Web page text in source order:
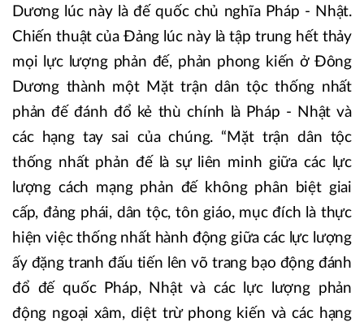
Dương lúc này là đế quốc chủ nghĩa Pháp - Nhật.
Chiến thuật của Đảng lúc này là tập trung hết thảy
mọi lực lượng phản đế, phản phong kiến ở Đông
Dương thành một Mặt trận dân tộc thống nhất
phản đế đánh đổ kẻ thù chính là Pháp - Nhật và
các hạng tay sai của chúng. “Mặt trận dân tộc
thống nhất phản đế là sự liên minh giữa các lực
lượng cách mạng phản đế không phân biệt giai
cấp, đảng phái, dân tộc, tôn giáo, mục đích là thực
hiện việc thống nhất hành động giữa các lực lượng
ấy đặng tranh đấu tiến lên võ trang bạo động đánh
đổ đế quốc Pháp, Nhật và các lực lượng phản
động ngoại xâm, diệt trừ phong kiến và các hạng